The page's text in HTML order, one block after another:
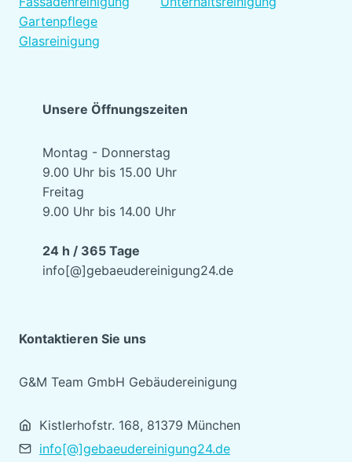
Gartenpflege
Glasreinigung
Unsere Öffnungszeiten
Montag - Donnerstag
9.00 Uhr bis 15.00 Uhr
Freitag
9.00 Uhr bis 14.00 Uhr
24 h / 365 Tage
info[@]gebaeudereinigung24.de
Kontaktieren Sie uns
G&M Team GmbH Gebäudereinigung
Kistlerhofstr. 168, 81379 München
info[@]gebaeudereinigung24.de